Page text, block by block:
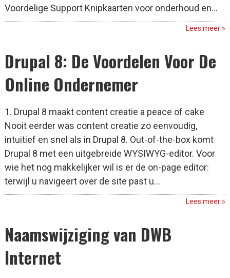
Voordelige Support Knipkaarten voor onderhoud en...
Lees meer »
Drupal 8: De Voordelen Voor De
Online Ondernemer
1. Drupal 8 maakt content creatie a peace of cake
Nooit eerder was content creatie zo eenvoudig,
intuitief en snel als in Drupal 8. Out-of-the-box komt
Drupal 8 met een uitgebreide WYSIWYG-editor. Voor
wie het nog makkelijker wil is er de on-page editor:
terwijl u navigeert over de site past u...
Lees meer »
Naamswijziging van DWB
Internet